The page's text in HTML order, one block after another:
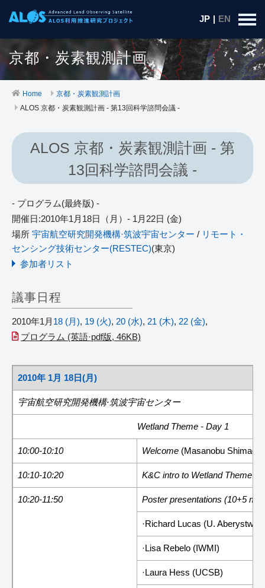
JP | EN
京都・炭素観測計画
Home
京都・炭素観測計画
ALOS 京都・炭素観測計画 - 第13回科学諮問会議 -
ALOS 京都・炭素観測計画 - 第
13回科学諮問会議 -
- プログラム(最終版) -
開催日:2010年1月18日（月）- 1月22日 (金)
場所 宇宙航空研究開発機構·筑波宇宙センター / リモート・
センシング技術センター(RESTEC)(東京)
参加者リスト
議事日程
2010年1月 18 (月), 19 (火), 20 (水), 21 (木), 22 (金),
プログラム (英語·pdf版, 46KB)
2010年 1月 18日(月)
宇宙航空研究開発機構·筑波宇宙センター
Wetland Theme - Day 1
10:00-10:10 Welcome (Masanobu
10:10-10:20 K&C intro to Wetland Theme
10:20-11:50 Poster presentations (10+5
·Richard Lucas (U.
·Lisa Rebelo (IWMI)
·Laura Hess (UCSB)